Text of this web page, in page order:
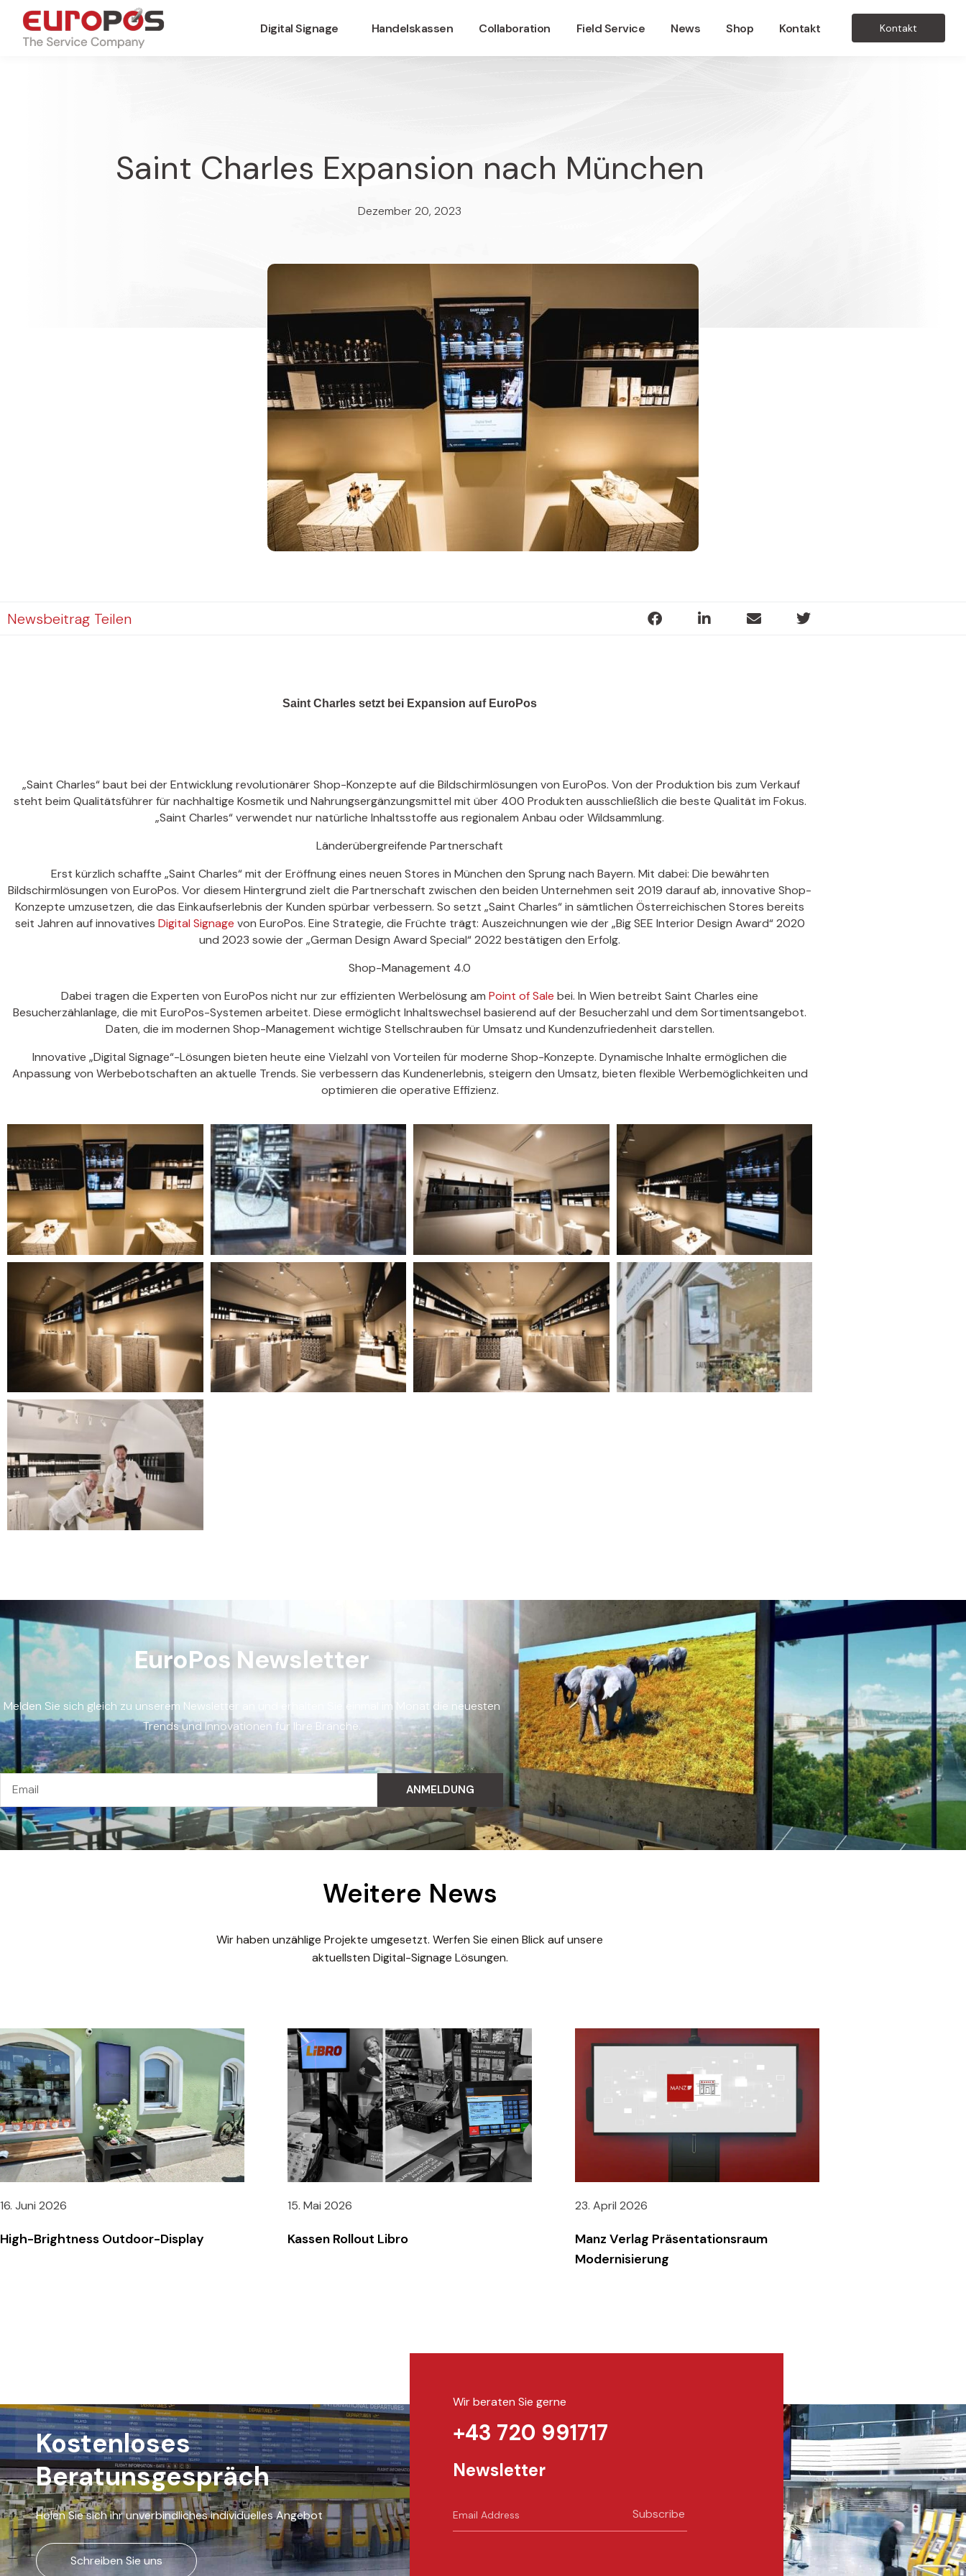
Digital Signage Handelskassen Collaboration Field Service News Shop Kontakt Kontakt
Saint Charles Expansion nach München
Dezember 20, 2023
Newsbeitrag Teilen
Saint Charles setzt bei Expansion auf EuroPos
„Saint Charles“ baut bei der Entwicklung revolutionärer Shop-Konzepte auf die Bildschirmlösungen von EuroPos. Von der Produktion bis zum Verkauf
steht beim Qualitätsführer für nachhaltige Kosmetik und Nahrungsergänzungsmittel mit über 400 Produkten ausschließlich die beste Qualität im Fokus.
„Saint Charles“ verwendet nur natürliche Inhaltsstoffe aus regionalem Anbau oder Wildsammlung.
Länderübergreifende Partnerschaft
Erst kürzlich schaffte „Saint Charles“ mit der Eröffnung eines neuen Stores in München den Sprung nach Bayern. Mit dabei: Die bewährten
Bildschirmlösungen von EuroPos. Vor diesem Hintergrund zielt die Partnerschaft zwischen den beiden Unternehmen seit 2019 darauf ab, innovative Shop-
Konzepte umzusetzen, die das Einkaufserlebnis der Kunden spürbar verbessern. So setzt „Saint Charles“ in sämtlichen Österreichischen Stores bereits
seit Jahren auf innovatives Digital Signage von EuroPos. Eine Strategie, die Früchte trägt: Auszeichnungen wie der „Big SEE Interior Design Award“ 2020
und 2023 sowie der „German Design Award Special“ 2022 bestätigen den Erfolg.
Shop-Management 4.0
Dabei tragen die Experten von EuroPos nicht nur zur effizienten Werbelösung am Point of Sale bei. In Wien betreibt Saint Charles eine
Besucherzählanlage, die mit EuroPos-Systemen arbeitet. Diese ermöglicht Inhaltswechsel basierend auf der Besucherzahl und dem Sortimentsangebot.
Daten, die im modernen Shop-Management wichtige Stellschrauben für Umsatz und Kundenzufriedenheit darstellen.
Innovative „Digital Signage“-Lösungen bieten heute eine Vielzahl von Vorteilen für moderne Shop-Konzepte. Dynamische Inhalte ermöglichen die
Anpassung von Werbebotschaften an aktuelle Trends. Sie verbessern das Kundenerlebnis, steigern den Umsatz, bieten flexible Werbemöglichkeiten und
optimieren die operative Effizienz.
EuroPos Newsletter
Melden Sie sich gleich zu unserem Newsletter an und erhalten Sie einmal im Monat die neuesten
Trends und Innovationen für Ihre Branche.
ANMELDUNG
Weitere News
Wir haben unzählige Projekte umgesetzt. Werfen Sie einen Blick auf unsere
aktuellsten Digital-Signage Lösungen.
16. Juni 2026
High-Brightness Outdoor-Display
15. Mai 2026
Kassen Rollout Libro
23. April 2026
Manz Verlag Präsentationsraum
Modernisierung
Kostenloses
Beratunsgespräch
Holen Sie sich ihr unverbindliches individuelles Angebot
Schreiben Sie uns
Wir beraten Sie gerne
+43 720 991717
Newsletter
Subscribe